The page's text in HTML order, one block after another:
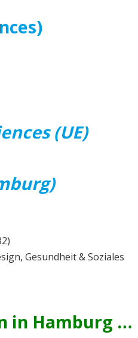
(UE)
Gesundheit & Soziales
in Hamburg …